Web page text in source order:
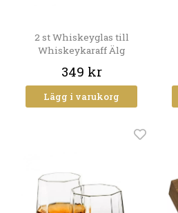
2 st Whiskeyglas till
Whiskeykaraff Älg
349 kr
Lägg i varukorg